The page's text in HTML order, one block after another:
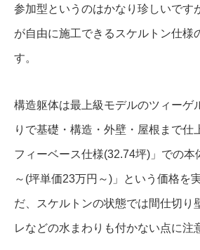
参加型というのはかなり珍しいです
が自由に施工できるスケルトン仕様
す。
構造躯体は最上級モデルのツィーゲ
りで基礎・構造・外壁・屋根まで仕
フィーベース仕様(32.74坪)」での本
～(坪単価23万円～)」という価格を
だ、スケルトンの状態では間仕切り
レなどの水まわりも付かない点に注